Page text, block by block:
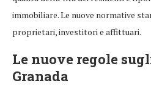
immobiliare. Le nuove normative
proprietari, investitori e affittuari.
Le nuove regole
Granada